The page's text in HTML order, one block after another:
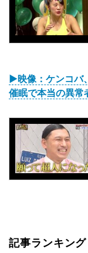
▶映像：ケンコバ
催眠で本当の異常
記事ランキング